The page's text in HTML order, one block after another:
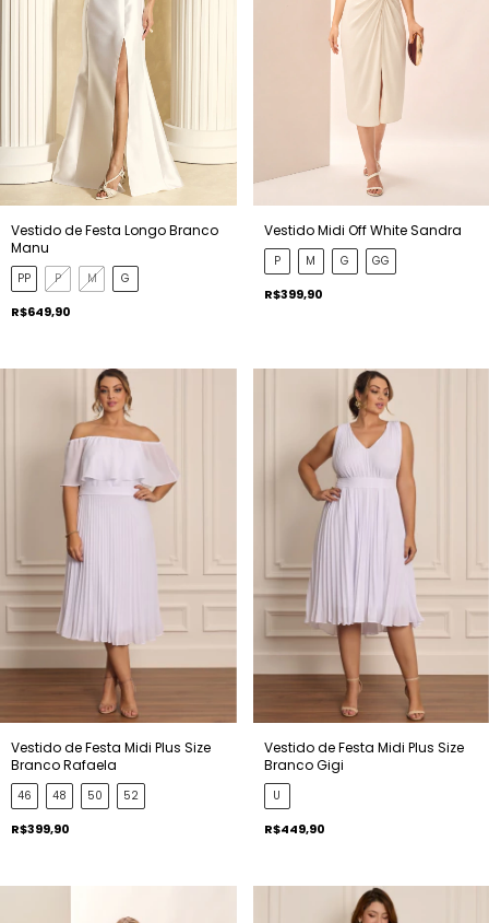
Vestido de Festa Longo Branco
Manu
PP P M G
R$649,90
Vestido Midi Off White Sandra
P M G GG
R$399,90
Vestido de Festa Midi Plus Size
Branco Rafaela
46 48 50 52
R$399,90
Vestido de Festa Midi Plus Size
Branco Gigi
U
R$449,90